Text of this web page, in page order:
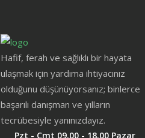
Hafif, ferah ve sağlıklı bir hayata
ulaşmak için yardıma ihtiyacınız
olduğunu düşünüyorsanız; binlerce
başarılı danışman ve yılların
tecrübesiyle yanınızdayız.
Pzt - Cmt 09.00 - 18.00 Pazar